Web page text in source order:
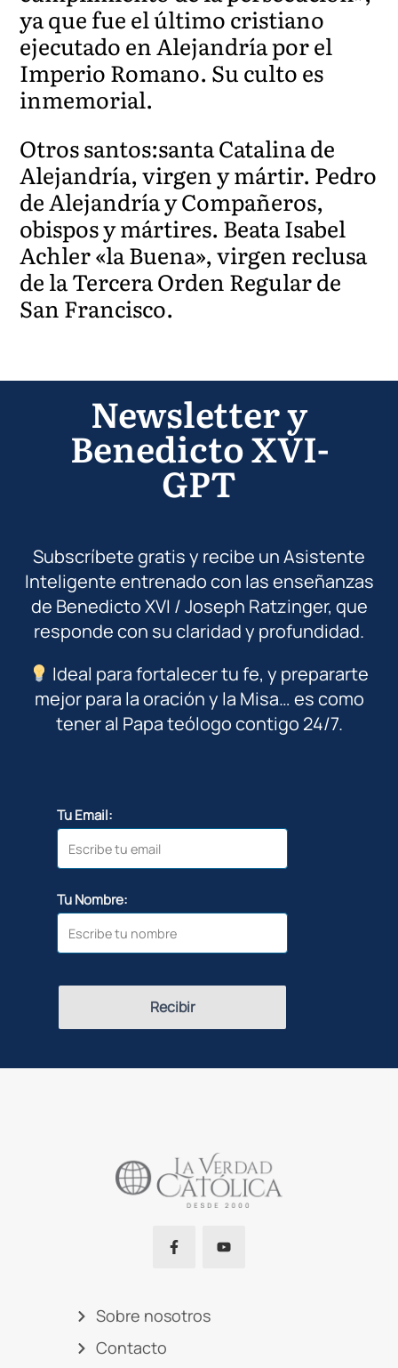
ya que fue el último cristiano
ejecutado en Alejandría por el
Imperio Romano. Su culto es
inmemorial.
Otros santos:santa Catalina de
Alejandría, virgen y mártir. Pedro
de Alejandría y Compañeros,
obispos y mártires. Beata Isabel
Achler «la Buena», virgen reclusa
de la Tercera Orden Regular de
San Francisco.
Newsletter y
Benedicto XVI-
GPT
Subscríbete gratis y recibe un Asistente
Inteligente entrenado con las enseñanzas
de Benedicto XVI / Joseph Ratzinger, que
responde con su claridad y profundidad.
Ideal para fortalecer tu fe, y prepararte
mejor para la oración y la Misa… es como
tener al Papa teólogo contigo 24/7.
Tu Email:
Tu Nombre:
Recibir
Sobre nosotros
Contacto